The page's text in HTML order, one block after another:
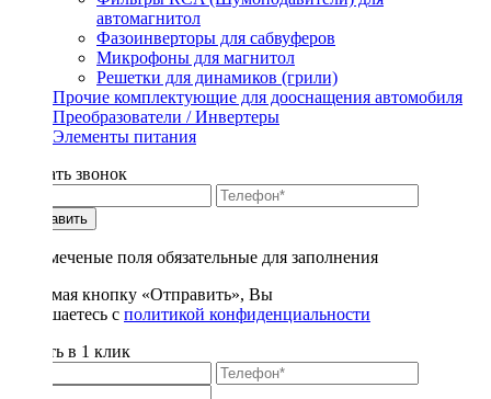
автомагнитол
Фазоинверторы для сабвуферов
Микрофоны для магнитол
Решетки для динамиков (грили)
Прочие комплектующие для дооснащения автомобиля
Преобразователи / Инвертеры
Элементы питания
Заказать звонок
Отправить
* - отмеченые поля обязательные для заполнения
Нажимая кнопку «Отправить», Вы
соглашаетесь с политикой конфиденциальности
Купить в 1 клик